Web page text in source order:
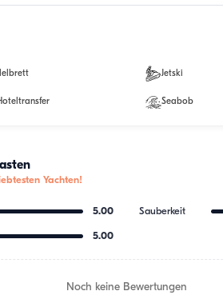
Jetski
Seabob
Yachten!
5.00 Sauberkeit
5.00
Noch keine Bewertungen